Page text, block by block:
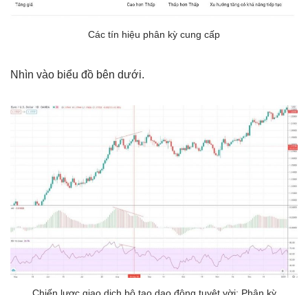
Các tín hiệu phân kỳ cung cấp
Nhìn vào biểu đồ bên dưới.
Chiến lược giao dịch bộ tạo dao động tuyệt vời: Phân kỳ